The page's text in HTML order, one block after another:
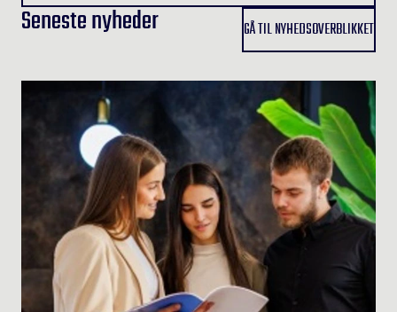
Seneste nyheder GÅ TIL NYHEDSOVERBLIKKET